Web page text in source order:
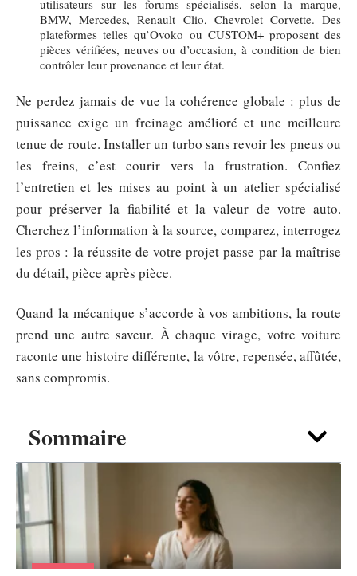
Sommaire
DÉTENTE
utilisateurs sur les forums spécialisés, selon la marque,
BMW, Mercedes, Renault Clio, Chevrolet Corvette. Des
plateformes telles qu’Ovoko ou CUSTOM+ proposent des
pièces vérifiées, neuves ou d’occasion, à condition de bien
contrôler leur provenance et leur état.
Ne perdez jamais de vue la cohérence globale : plus de
puissance exige un freinage amélioré et une meilleure
tenue de route. Installer un turbo sans revoir les pneus ou
les freins, c’est courir vers la frustration. Confiez
l’entretien et les mises au point à un atelier spécialisé
pour préserver la fiabilité et la valeur de votre auto.
Cherchez l’information à la source, comparez, interrogez
les pros : la réussite de votre projet passe par la maîtrise
du détail, pièce après pièce.
Quand la mécanique s’accorde à vos ambitions, la route
prend une autre saveur. À chaque virage, votre voiture
raconte une histoire différente, la vôtre, repensée, affûtée,
sans compromis.